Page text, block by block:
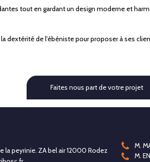
tout en gardant un design moderne et
dextérité de l'ébéniste pour proposer à ses
Faites nous part de votre projet
la peyrinie. ZA bel air 12000 Rodez
M.
M.